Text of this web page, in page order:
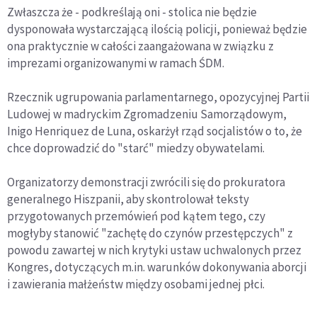
Zwłaszcza że - podkreślają oni - stolica nie będzie
dysponowała wystarczającą ilością policji, ponieważ będzie
ona praktycznie w całości zaangażowana w związku z
imprezami organizowanymi w ramach ŚDM.
Rzecznik ugrupowania parlamentarnego, opozycyjnej Partii
Ludowej w madryckim Zgromadzeniu Samorządowym,
Inigo Henriquez de Luna, oskarżył rząd socjalistów o to, że
chce doprowadzić do "starć" miedzy obywatelami.
Organizatorzy demonstracji zwrócili się do prokuratora
generalnego Hiszpanii, aby skontrolował teksty
przygotowanych przemówień pod kątem tego, czy
mogłyby stanowić "zachętę do czynów przestępczych" z
powodu zawartej w nich krytyki ustaw uchwalonych przez
Kongres, dotyczących m.in. warunków dokonywania aborcji
i zawierania małżeństw między osobami jednej płci.